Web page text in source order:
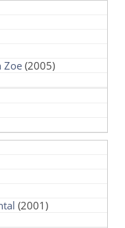
Zoe (2005)
(2001)